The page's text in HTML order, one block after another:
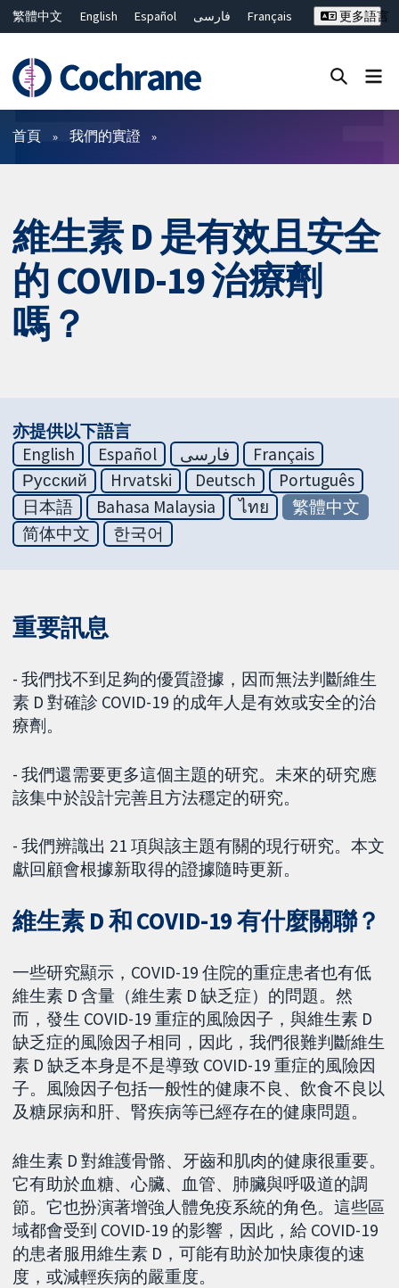
繁體中文 English Español فارسی
Français
ไทย
简体中文
更多語言
篩選條件
首頁 我們的實證
維生素 D 是有效且安全
的 COVID-19 治療劑
嗎？
亦提供以下語言
English
Español فارسی
Français
Русский
Hrvatski Deutsch
Português
日本語
Bahasa Malaysia ไทย
繁體中文
简体中文
한국어
重要訊息
- 我們找不到足夠的優質證據，因而無法判斷維生
素 D 對確診 COVID-19 的成年人是有效或安全的治
療劑。
- 我們還需要更多這個主題的研究。未來的研究應
該集中於設計完善且方法穩定的研究。
- 我們辨識出 21 項與該主題有關的現行研究。本文
獻回顧會根據新取得的證據隨時更新。
維生素 D 和 COVID-19 有什麼關聯？
一些研究顯示，COVID-19 住院的重症患者也有低
維生素 D 含量（維生素 D 缺乏症）的問題。然
而，發生 COVID-19 重症的風險因子，與維生素 D
缺乏症的風險因子相同，因此，我們很難判斷維生
素 D 缺乏本身是不是導致 COVID-19 重症的風險因
子。風險因子包括一般性的健康不良、飲食不良以
及糖尿病和肝、腎疾病等已經存在的健康問題。
維生素 D 對維護骨骼、牙齒和肌肉的健康很重要。
它有助於血糖、心臟、血管、肺臟與呼吸道的調
節。它也扮演著增強人體免疫系統的角色。這些區
域都會受到 COVID-19 的影響，因此，給 COVID-19
的患者服用維生素 D，可能有助於加快康復的速
度，或減輕疾病的嚴重度。